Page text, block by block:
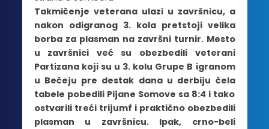
Takmičenje veterana ulazi u završnicu, a
nakon odigranog 3. kola pretstoji velika
borba za plasman na završni turnir. Mesto
u završnici već su obezbedili veterani
Partizana koji su u 3. kolu Grupe B igranom
u Bečeju pre destak dana u derbiju čela
tabele pobedili Pijane Somove sa 8:4 i tako
ostvarili treći trijumf i praktično obezbedili
plasman u završnicu. Ipak, crno-beli